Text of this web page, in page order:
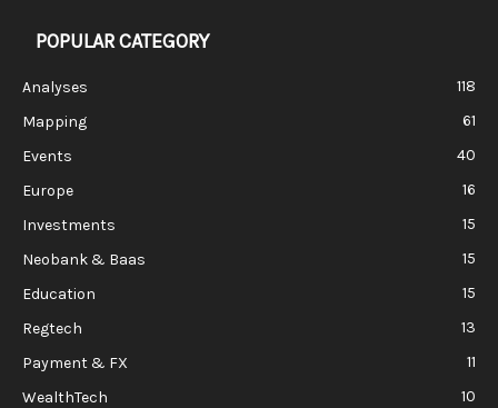
POPULAR CATEGORY
Analyses
118
Mapping
61
Events
40
Europe
16
Investments
15
Neobank & Baas
15
Education
15
Regtech
13
Payment & FX
11
WealthTech
10